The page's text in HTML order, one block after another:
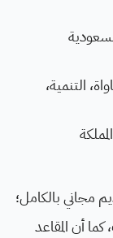
التنمية،
مجاني بالكامل؛
بقيمة 10 دولارات، كما أن المقاعد